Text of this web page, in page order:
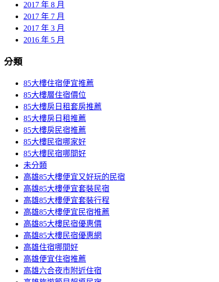
2017 年 8 月
2017 年 7 月
2017 年 3 月
2016 年 5 月
分類
85大樓住宿便宜推薦
85大樓層住宿價位
85大樓房日租套房推薦
85大樓房日租推薦
85大樓房民宿推薦
85大樓民宿哪家好
85大樓民宿哪間好
未分類
高雄85大樓便宜又好玩的民宿
高雄85大樓便宜套裝民宿
高雄85大樓便宜套裝行程
高雄85大樓便宜民宿推薦
高雄85大樓民宿優惠價
高雄85大樓民宿優惠網
高雄住宿哪間好
高雄便宜住宿推薦
高雄六合夜市附近住宿